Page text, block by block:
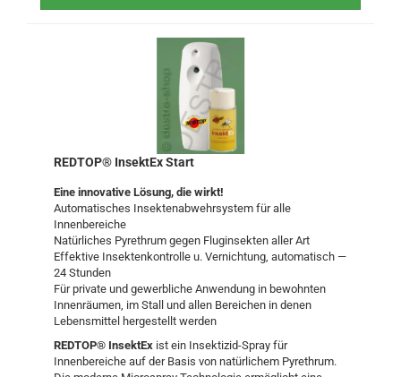
REDTOP® InsektEx Start
Eine innovative Lösung, die wirkt!
Automatisches Insektenabwehrsystem für alle
Innenbereiche
Natürliches Pyrethrum gegen Fluginsekten aller Art
Effektive Insektenkontrolle u. Vernichtung, automatisch —
24 Stunden
Für private und gewerbliche Anwendung in bewohnten
Innenräumen, im Stall und allen Bereichen in denen
Lebensmittel hergestellt werden
REDTOP® InsektEx ist ein Insektizid-Spray für
Innenbereiche auf der Basis von natürlichem Pyrethrum.